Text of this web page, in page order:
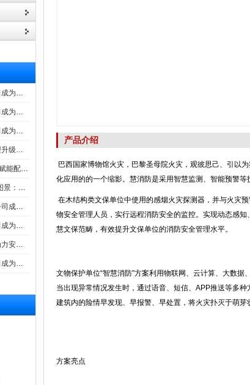
可欣可益电气科技有限公司成为力安电易云战略合作伙伴，共创智能配电新未来
河北品致电气科技有限公司成为力安电易云战略合作伙伴，共创智能配电新未来
河南天力电气设备有限公司成为力安电易云战略合作伙伴，共创智能配电新未来
配电柜制造企业智能化转型升级研讨会在力安成功举办
GD100智能配电柜 AI 大脑赋能配电柜制造企业高压一键顺控！
2026配电柜制造企业生存图景：市场、政策与智能化转型路径
甘肃凯瑞达电气设备有限公司成为电易云战略合作伙伴，共创智能配电新未来
云南成熙电气科技有限公司成为力安电易云战略合作伙伴，共创智能配电新未来
河南古博电气有限公司成为力安电易云战略合作伙伴，共创智能配电新未来！
河南西屋成套设备有限公司成为力安电易云战略合作伙伴，共创智能配电新未来
产品介绍
巴西国家博物馆火灾，巴黎圣母院火灾，观彼思己、引以
化应用的的一个缩影。慧消防是采用智慧监测、智能预警
在木结构类文保单位中使用的感烟火灾探测器，并与火灾
物安全管理人员，实行远程消防安全的监控。实现动态感
慧文保范畴，有效提升文保单位的消防安全管理水平。
文物保护单位“智慧消防”方案利用物联网、云计算、大数
当出现异常情况发生时，通过语音、短信、APP推送等多
建筑内的险情早发现、早报警、早处置，将火灾扑灭于萌芽
方案亮点